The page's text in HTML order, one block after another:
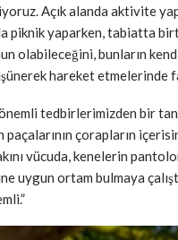
Açık alanda aktivite
piknik yaparken, tabiatta
olabileceğini, bunların
hareket etmelerinde
tedbirlerimizden bir
çorapların
vücuda, kenelerin
uygun ortam bulmaya